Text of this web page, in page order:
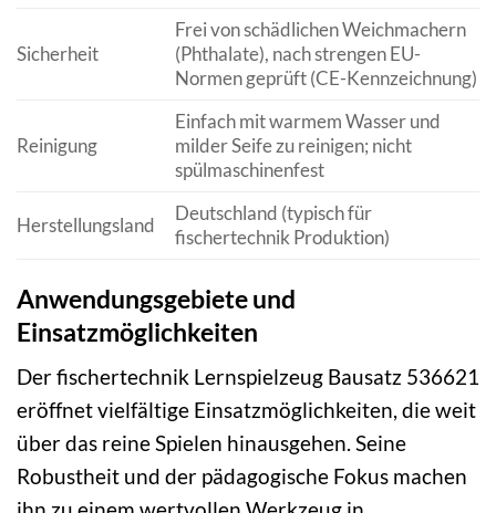
Sicherheit
Frei von schädlichen Weichmachern
(Phthalate), nach strengen EU-
Normen geprüft (CE-Kennzeichnung)
Reinigung
Einfach mit warmem Wasser und
milder Seife zu reinigen; nicht
spülmaschinenfest
Herstellungsland
Deutschland (typisch für
fischertechnik Produktion)
Anwendungsgebiete und
Einsatzmöglichkeiten
Der fischertechnik Lernspielzeug Bausatz 536621
eröffnet vielfältige Einsatzmöglichkeiten, die weit
über das reine Spielen hinausgehen. Seine
Robustheit und der pädagogische Fokus machen